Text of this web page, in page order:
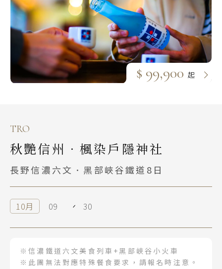
$ 99,900 起
TRO
秋艷信州．楓染戶隱神社
長野信濃六文．黑部峽谷鐵道8日
10月 09 30
※信濃鐵道六文美食列車+黑部峽谷小火車
※此團無法對應特殊餐食要求，請報名時注意。